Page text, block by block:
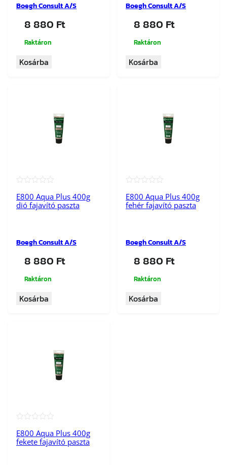
Boegh Consult A/S
8 880 Ft
Raktáron
Kosárba
Boegh Consult A/S
8 880 Ft
Raktáron
Kosárba
E800 Aqua Plus 400g
dió fajavító paszta
Boegh Consult A/S
8 880 Ft
Raktáron
Kosárba
E800 Aqua Plus 400g
fehér fajavító paszta
Boegh Consult A/S
8 880 Ft
Raktáron
Kosárba
E800 Aqua Plus 400g
fekete fajavító paszta